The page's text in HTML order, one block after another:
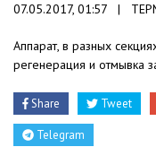
07.05.2017, 01:57 |
Аппарат, в разных
регенерация и отмывка
Share Tweet
Telegram